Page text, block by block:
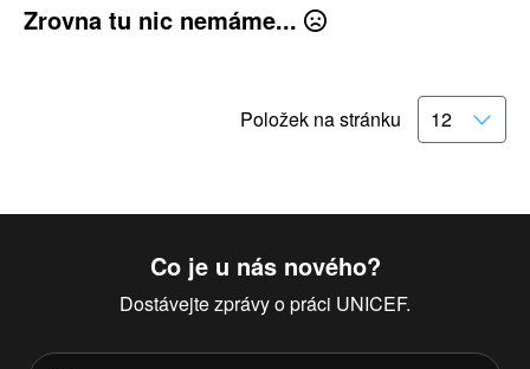
Zrovna tu nic nemáme...
Položek na stránku
Co je u nás nového?
Dostávejte zprávy o práci UNICEF.